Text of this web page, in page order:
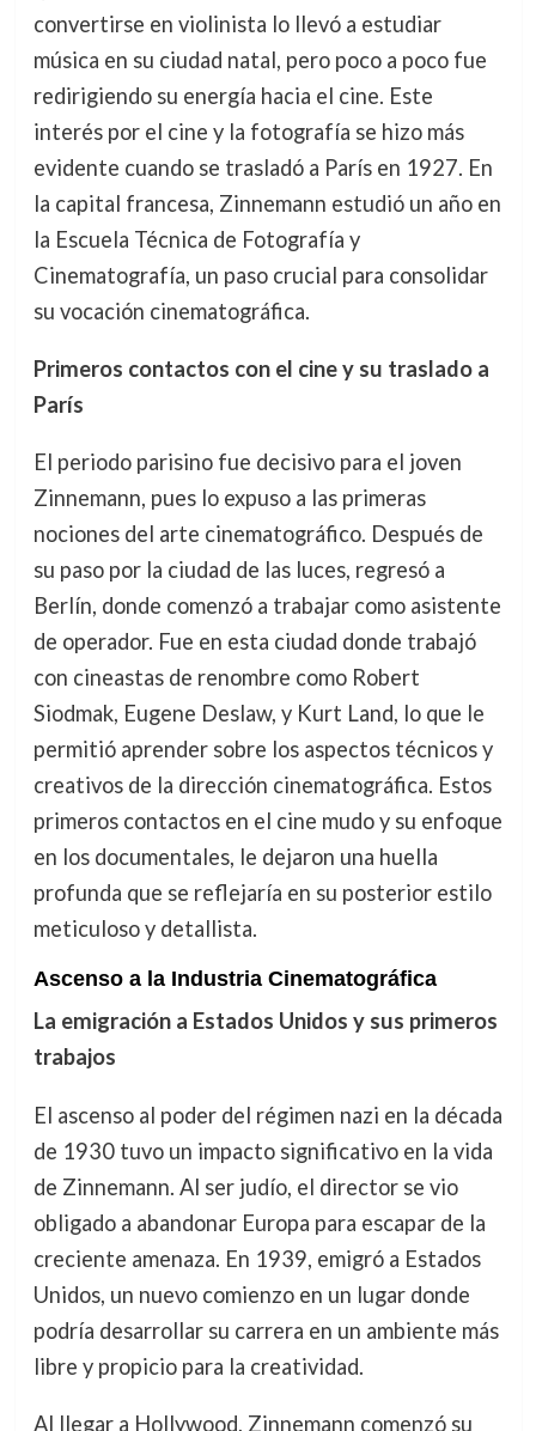
convertirse en violinista lo llevó a estudiar
música en su ciudad natal, pero poco a poco fue
redirigiendo su energía hacia el cine. Este
interés por el cine y la fotografía se hizo más
evidente cuando se trasladó a París en 1927. En
la capital francesa, Zinnemann estudió un año en
la Escuela Técnica de Fotografía y
Cinematografía, un paso crucial para consolidar
su vocación cinematográfica.
Primeros contactos con el cine y su traslado a
París
El periodo parisino fue decisivo para el joven
Zinnemann, pues lo expuso a las primeras
nociones del arte cinematográfico. Después de
su paso por la ciudad de las luces, regresó a
Berlín, donde comenzó a trabajar como asistente
de operador. Fue en esta ciudad donde trabajó
con cineastas de renombre como Robert
Siodmak, Eugene Deslaw, y Kurt Land, lo que le
permitió aprender sobre los aspectos técnicos y
creativos de la dirección cinematográfica. Estos
primeros contactos en el cine mudo y su enfoque
en los documentales, le dejaron una huella
profunda que se reflejaría en su posterior estilo
meticuloso y detallista.
Ascenso a la Industria Cinematográfica
La emigración a Estados Unidos y sus primeros
trabajos
El ascenso al poder del régimen nazi en la década
de 1930 tuvo un impacto significativo en la vida
de Zinnemann. Al ser judío, el director se vio
obligado a abandonar Europa para escapar de la
creciente amenaza. En 1939, emigró a Estados
Unidos, un nuevo comienzo en un lugar donde
podría desarrollar su carrera en un ambiente más
libre y propicio para la creatividad.
Al llegar a Hollywood, Zinnemann comenzó su